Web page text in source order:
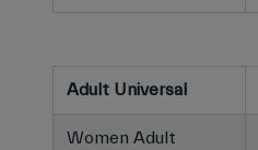
Adult Universal
Women Adult